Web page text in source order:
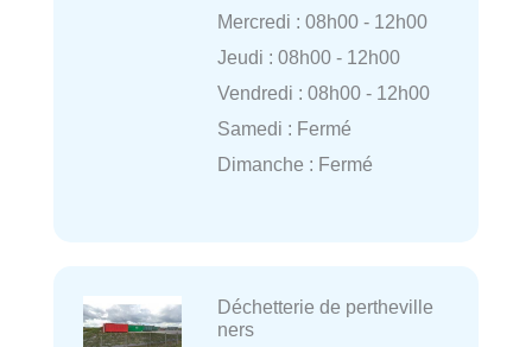
Mercredi : 08h00 - 12h00
Jeudi : 08h00 - 12h00
Vendredi : 08h00 - 12h00
Samedi : Fermé
Dimanche : Fermé
Déchetterie de pertheville
ners